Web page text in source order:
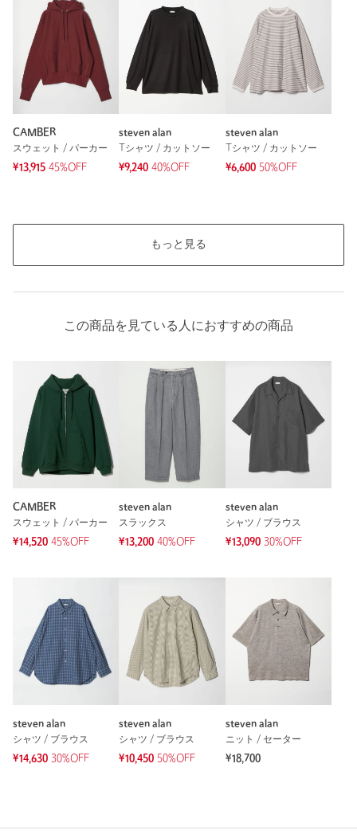
※レビューは、個人の主観による感想・体感によるもので、商品の効果や性
能を保証するものではありません。
CAMBER
スウェット / パーカー
¥13,915 45%OFF
steven alan
Tシャツ / カットソー
¥9,240 40%OFF
steven alan
Tシャツ / カットソー
¥6,600 50%OFF
もっと見る
この商品を見ている人におすすめの商品
CAMBER
スウェット / パーカー
¥14,520 45%OFF
steven alan
スラックス
¥13,200 40%OFF
steven alan
シャツ / ブラウス
¥13,090 30%OFF
steven alan
シャツ / ブラウス
¥14,630 30%OFF
steven alan
シャツ / ブラウス
¥10,450 50%OFF
steven alan
ニット / セーター
¥18,700